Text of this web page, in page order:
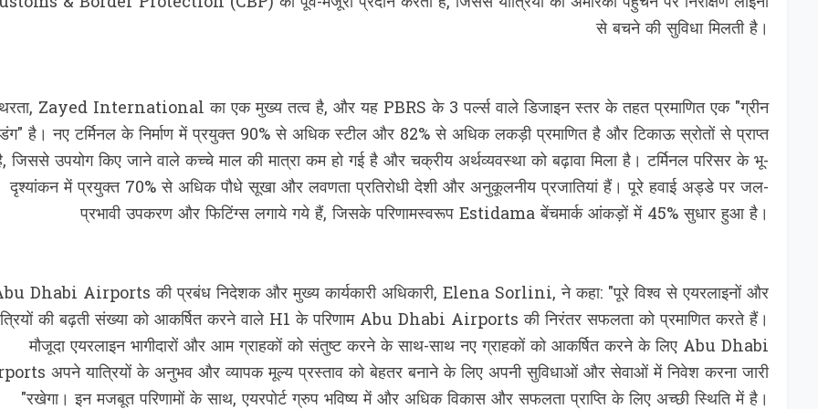
से बचने की सुविधा मिलती है।
Zayed International का एक मुख्य तत्व है, और यह PBRS के 3 पर्ल्स वाले डिजाइन स्तर के तहत प्रमाणित एक "ग्रीन
है। नए टर्मिनल के निर्माण में प्रयुक्त 90% से अधिक स्टील और 82% से अधिक लकड़ी प्रमाणित है और टिकाऊ स्रोतों से प्राप्त
जिससे उपयोग किए जाने वाले कच्चे माल की मात्रा कम हो गई है और चक्रीय अर्थव्यवस्था को बढ़ावा मिला है। टर्मिनल परिसर के भू-
दृश्यांकन में प्रयुक्त 70% से अधिक पौधे सूखा और लवणता प्रतिरोधी देशी और अनुकूलनीय प्रजातियां हैं। पूरे हवाई अड्डे पर जल-
प्रभावी उपकरण और फिटिंग्स लगाये गये हैं, जिसके परिणामस्वरूप Estidama बेंचमार्क आंकड़ों में 45% सुधार हुआ है।
Dhabi Airports की प्रबंध निदेशक और मुख्य कार्यकारी अधिकारी, Elena Sorlini, ने कहा: "पूरे विश्व से एयरलाइनों और
की बढ़ती संख्या को आकर्षित करने वाले H1 के परिणाम Abu Dhabi Airports की निरंतर सफलता को प्रमाणित करते हैं।
मौजूदा एयरलाइन भागीदारों और आम ग्राहकों को संतुष्ट करने के साथ-साथ नए ग्राहकों को आकर्षित करने के लिए Abu Dhabi
अपने यात्रियों के अनुभव और व्यापक मूल्य प्रस्ताव को बेहतर बनाने के लिए अपनी सुविधाओं और सेवाओं में निवेश करना जारी
रखेगा। इन मजबूत परिणामों के साथ, एयरपोर्ट ग्रुप भविष्य में और अधिक विकास और सफलता प्राप्ति के लिए अच्छी स्थिति में है।"